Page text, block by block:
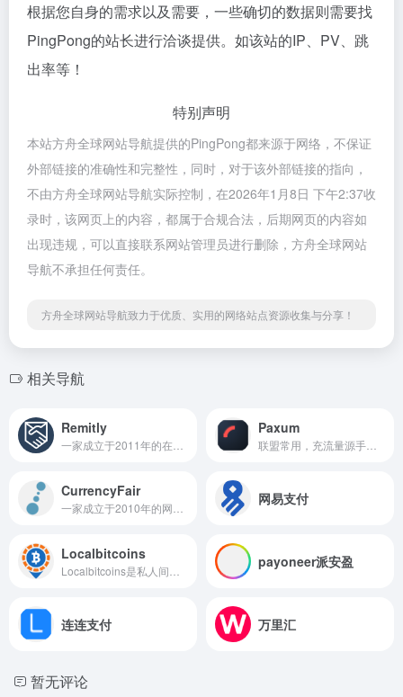
根据您自身的需求以及需要，一些确切的数据则需要找
PingPong的站长进行洽谈提供。如该站的IP、PV、跳
出率等！
特别声明
本站方舟全球网站导航提供的PingPong都来源于网络，不保证
外部链接的准确性和完整性，同时，对于该外部链接的指向，
不由方舟全球网站导航实际控制，在2026年1月8日 下午2:37收
录时，该网页上的内容，都属于合规合法，后期网页的内容如
出现违规，可以直接联系网站管理员进行删除，方舟全球网站
导航不承担任何责任。
方舟全球网站导航致力于优质、实用的网络站点资源收集与分享！
相关导航
Remitly Paxum
CurrencyFair 网易支付
Localbitcoins payoneer派安盈
连连支付 万里汇
暂无评论